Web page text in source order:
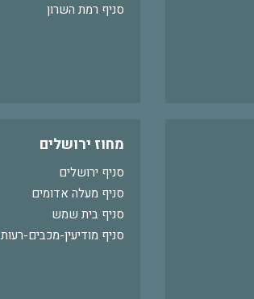
סניף רמת השרון
מחוז ירושלים
סניף ירושלים
סניף מעלה אדומים
סניף בית שמש
סניף מודיעין-מכבים-רעות